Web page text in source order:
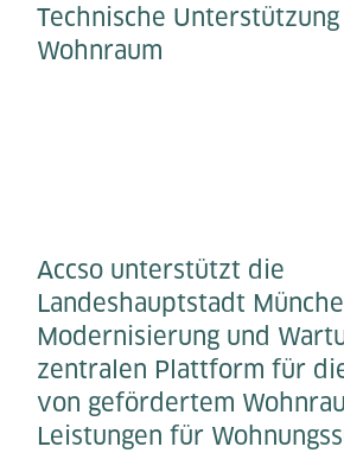
Technische
Wohnraum
Accso unterstützt die
Landeshauptstadt
Modernisierung und
zentralen Plattform für
von gefördertem
Leistungen für